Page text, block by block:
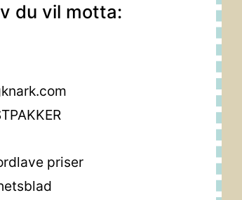
du vil motta:
priser